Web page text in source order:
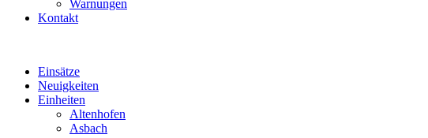
Warnungen
Kontakt
Einsätze
Neuigkeiten
Einheiten
Altenhofen
Asbach